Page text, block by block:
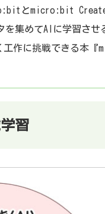
とmicro:bit
を集めてAIに学習させ
工作に挑戦できる本『
習